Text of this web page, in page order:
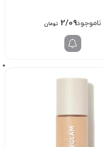
2/098/000 تومان